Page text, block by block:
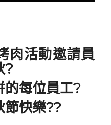
肉活動邀請員
?
的每位員工?
節快樂??